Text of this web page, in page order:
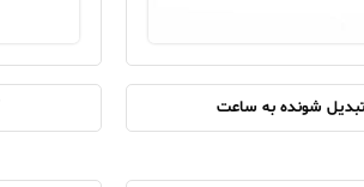
شونده به ساعت